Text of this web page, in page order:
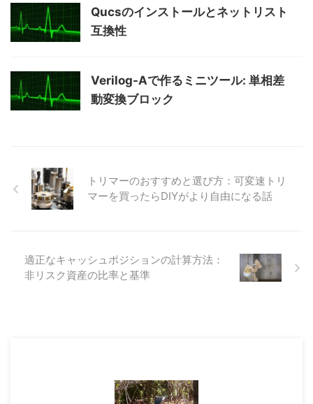
Qucsのインストールとネットリスト
互換性
Verilog-Aで作るミニツール: 単相差
動変換ブロック
トリマーのおすすめと選び方：可変速トリ
マーを買ったらDIYがより自由になる話
適正なキャッシュポジションの計算方法：
非リスク資産の比率と基準